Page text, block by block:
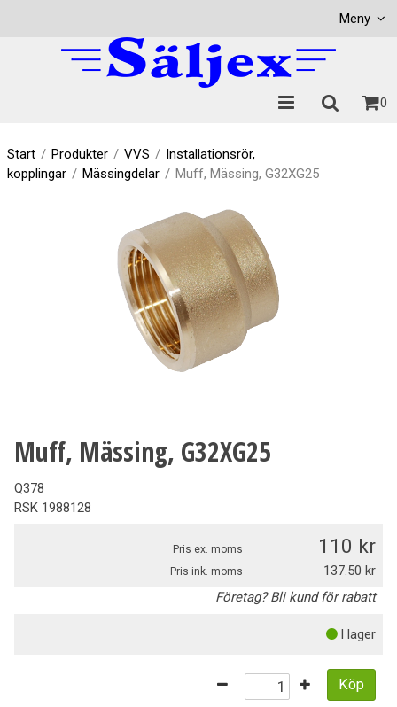
Meny
0
Start / Produkter / VVS / Installationsrör,
kopplingar / Mässingdelar / Muff, Mässing, G32XG25
Muff, Mässing, G32XG25
Q378
RSK 1988128
Pris ex. moms 110
Pris ink. moms
137.50
Företag? Bli kund för rabatt
I lager
Köp